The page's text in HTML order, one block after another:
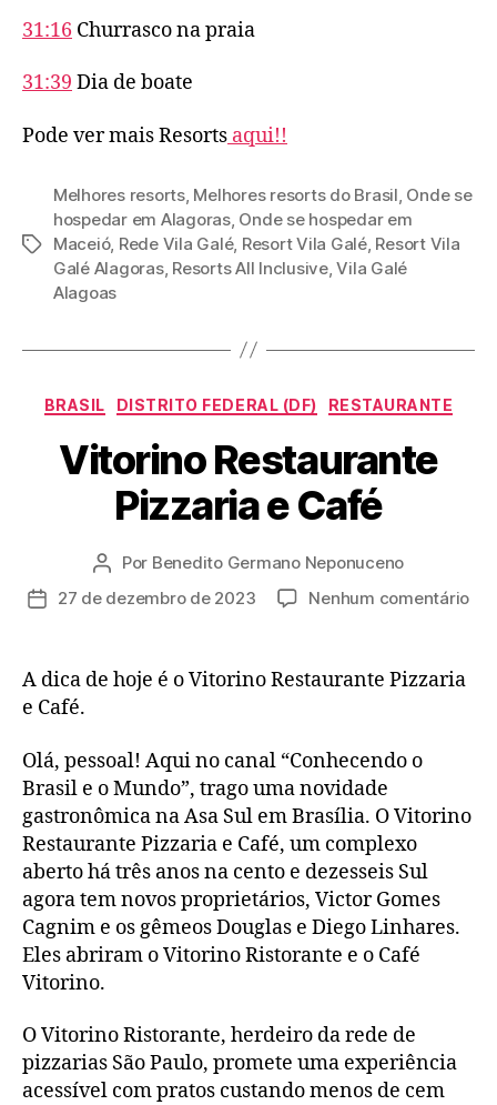
31:16 Churrasco na praia
31:39 Dia de boate
Pode ver mais Resorts aqui!!
Tags
Melhores resorts, Melhores resorts do Brasil Onde se
hospedar em Alagoras, Onde se hospedar em
Maceió, Rede Vila Galé, Resort Vila Galé, Resort Vila
Galé Alagoras, Resorts All Inclusive,Vila Galé
Alagoas
Categorias
BRASIL DISTRITO FEDERAL (DF) RESTAURANTE
Vitorino Restaurante
Pizzaria e Café
Autor
do
Por Benedito Germano Neponuceno
Data27 de dezembro de 2023 Nenhum comentárioem
A dica de hoje é o Vitorino Restaurante Pizzaria
e Café.
Olá, pessoal! Aqui no canal “Conhecendo o
Brasil e o Mundo”, trago uma novidade
gastronômica na Asa Sul em Brasília. O Vitorino
Restaurante Pizzaria e Café, um complexo
aberto há três anos na cento e dezesseis Sul
agora tem novos proprietários, Victor Gomes
Cagnim e os gêmeos Douglas e Diego Linhares.
Eles abriram o Vitorino Ristorante e o Café
Vitorino.
O Vitorino Ristorante, herdeiro da rede de
pizzarias São Paulo, promete uma experiência
acessível com pratos custando menos de cem